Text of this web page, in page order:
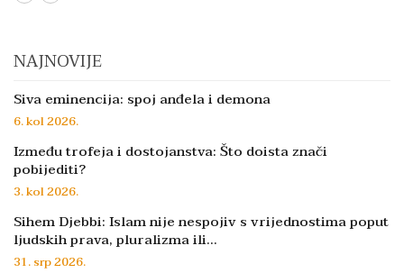
NAJNOVIJE
Siva eminencija: spoj anđela i demona
6. kol 2026.
Između trofeja i dostojanstva: Što doista znači
pobijediti?
3. kol 2026.
Sihem Djebbi: Islam nije nespojiv s vrijednostima poput
ljudskih prava, pluralizma ili…
31. srp 2026.